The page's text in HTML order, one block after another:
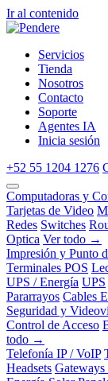
Ir al contenido
Servicios
Tienda
Nosotros
Contacto
Soporte
Agentes IA
Inicia sesión
+52 55 1204 1276
Computadoras y
Tarjetas de Video
Redes Switches
Optica Ver todo →
Impresión y Punto
Terminales POS
UPS / Energía UPS
Pararrayos Cables
Seguridad y
Control de Acceso
todo →
Telefonía IP / VoIP
Headsets